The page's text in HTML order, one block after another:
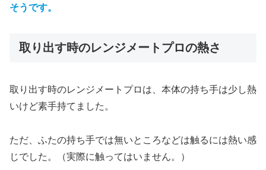
そうです。
取り出す時のレンジメートプロの熱さ
取り出す時のレンジメートプロは、本体の持ち手は少し熱
いけど素手持てました。
ただ、ふたの持ち手では無いところなどは触るには熱い感
じでした。（実際に触ってはいません。）